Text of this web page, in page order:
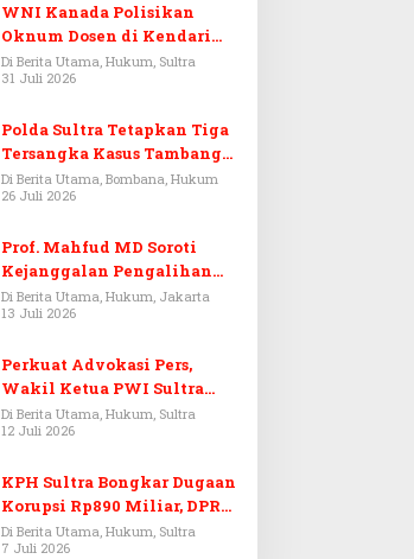
WNI Kanada Polisikan
Oknum Dosen di Kendari
Terkait Aset Puluhan Miliar
Di Berita Utama, Hukum, Sultra
31 Juli 2026
Polda Sultra Tetapkan Tiga
Tersangka Kasus Tambang
Emas Ilegal di Bombana
Di Berita Utama, Bombana, Hukum
26 Juli 2026
Prof. Mahfud MD Soroti
Kejanggalan Pengalihan
Penyelidikan Tersangka
Febrie Adriansyah
Di Berita Utama, Hukum, Jakarta
13 Juli 2026
Perkuat Advokasi Pers,
Wakil Ketua PWI Sultra
Resmi Dilantik Menjadi
Advokat PERADI
Di Berita Utama, Hukum, Sultra
12 Juli 2026
KPH Sultra Bongkar Dugaan
Korupsi Rp890 Miliar, DPRD
Sultra Gelar RDP
Di Berita Utama, Hukum, Sultra
7 Juli 2026